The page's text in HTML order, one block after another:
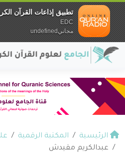
الرئيسية المكتبة الرقمية
عبدالكريم مقيدش
تطبيق إذاعات القرآن
EDC
مجانيundefined